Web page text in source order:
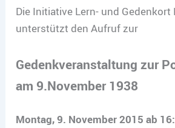
Die Initiative Lern- und Gedenkort
unterstützt den Aufruf zur
Gedenkveranstaltung zur
am 9.November 1938
Montag, 9. November 2015 ab